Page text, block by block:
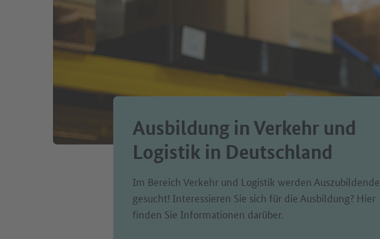
Ausbildung in Verkehr und
Logistik in Deutschland
Im Bereich Verkehr und Logistik werden Auszubildende
gesucht! Interessieren Sie sich für die Ausbildung? Hier
finden Sie Informationen darüber.